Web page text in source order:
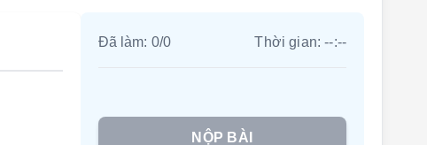
Đã làm: 0/0 Thời gian:--:--
NỘP BÀI